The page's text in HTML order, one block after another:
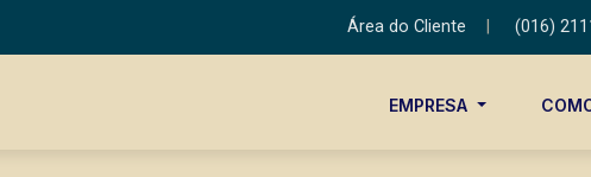
Área do Cliente (016)
EMPRESA